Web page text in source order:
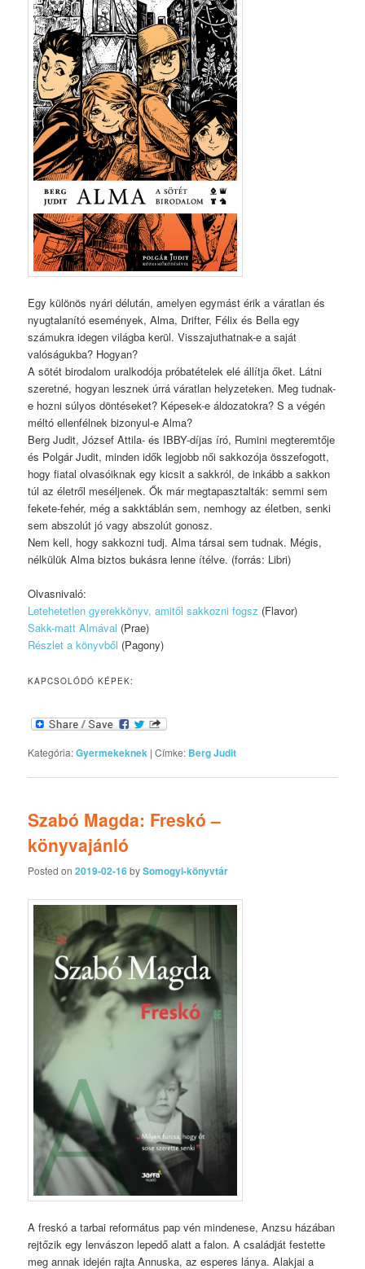
Egy különös nyári délután, amelyen egymást érik a váratlan és
nyugtalanító események, Alma, Drifter, Félix és Bella egy
számukra idegen világba kerül. Visszajuthatnak-e a saját
valóságukba? Hogyan?
A sötét birodalom uralkodója próbatételek elé állítja őket. Látni
szeretné, hogyan lesznek úrrá váratlan helyzeteken. Meg tudnak-
e hozni súlyos döntéseket? Képesek-e áldozatokra? S a végén
méltó ellenfélnek bizonyul-e Alma?
Berg Judit, József Attila- és IBBY-díjas író, Rumini megteremtője
és Polgár Judit, minden idők legjobb női sakkozója összefogott,
hogy fiatal olvasóiknak egy kicsit a sakkról, de inkább a sakkon
túl az életről meséljenek. Ők már megtapasztalták: semmi sem
fekete-fehér, még a sakktáblán sem, nemhogy az életben, senki
sem abszolút jó vagy abszolút gonosz.
Nem kell, hogy sakkozni tudj. Alma társai sem tudnak. Mégis,
nélkülük Alma biztos bukásra lenne ítélve. (forrás: Libri)
Olvasnivaló:
Letehetetlen gyerekkönyv, amitől sakkozni fogsz (Flavor)
Sakk-matt Almával (Prae)
Részlet a könyvből (Pagony)
KAPCSOLÓDÓ KÉPEK:
Kategória:Gyermekeknek |Címke: Berg Judit
Szabó Magda: Freskó –
könyvajánló
Posted on2019-02-16bySomogyi-könyvtár
A freskó a tarbai református pap vén mindenese, Anzsu házában
rejtőzik egy lenvászon lepedő alatt a falon. A családját festette
meg annak idején rajta Annuska, az esperes lánya. Alakjai a